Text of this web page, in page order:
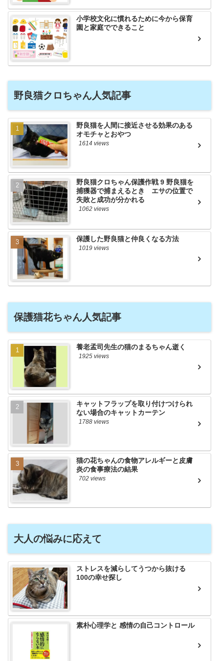
小学校文化に慣れるために今から保育
園と家庭でできること
野良猫クロちゃん人気記事
野良猫を人間に接近させる効果のある
オモチャとおやつ
1614 views
野良猫クロちゃん保護作戦 9 野良猫を
捕獲器で捕まえるとき エサの位置で
失敗と成功が分かれる
1062 views
保護した野良猫と仲良くなる方法
1019 views
保護猫花ちゃん人気記事
養老孟司先生の猫のまるちゃん逝く
1925 views
キャットフラップを取り付けつけられ
ない場合のキャットカーテン
1788 views
猫の花ちゃんの食物アレルギーと皮膚
炎の食事療法の結果
702 views
大人の悩みに応えて
ストレスを減らしてうつから抜ける
100の幸せ探し
素朴心理学と 感情の自己コントロール